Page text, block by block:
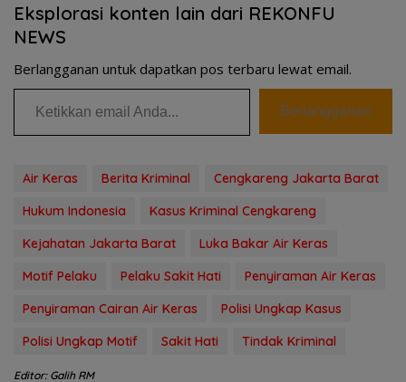
Eksplorasi konten lain dari REKONFU
NEWS
Berlangganan untuk dapatkan pos terbaru lewat email.
Ketikkan email Anda...
Berlangganan
Air Keras Berita Kriminal
Cengkareng Jakarta Barat
Hukum Indonesia
Kasus Kriminal Cengkareng
Kejahatan Jakarta Barat
Luka Bakar Air Keras
Motif Pelaku
Pelaku Sakit Hati
Penyiraman Air Keras
Penyiraman Cairan Air Keras
Polisi Ungkap Kasus
Polisi Ungkap Motif
Sakit Hati Tindak Kriminal
Editor: Galih RM